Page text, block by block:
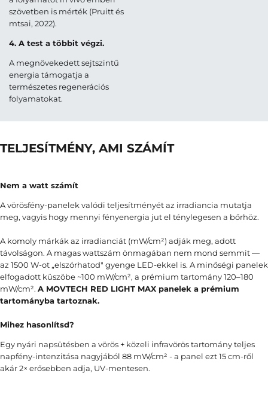
szövetben is mérték (Pruitt és
mtsai, 2022).
4. A test a többit végzi.
A megnövekedett sejtszintű
energia támogatja a
természetes regenerációs
folyamatokat.
TELJESÍTMÉNY, AMI SZÁMÍT
Nem a watt számít
A vörösfény-panelek valódi teljesítményét az irradiancia mutatja
meg, vagyis hogy mennyi fényenergia jut el ténylegesen a bőrhöz.
A komoly márkák az irradianciát (mW/cm²) adják meg, adott
távolságon. A magas wattszám önmagában nem mond semmit —
az 1500 W-ot „elszórhatod" gyenge LED-ekkel is. A minőségi panelek
elfogadott küszöbe ~100 mW/cm², a prémium tartomány 120–180
mW/cm². A MOVTECH RED LIGHT MAX panelek a prémium
tartományba tartoznak.
Mihez hasonlítsd?
Egy nyári napsütésben a vörös + közeli infravörös tartomány teljes
napfény-intenzitása nagyjából 88 mW/cm² - a panel ezt 15 cm-ről
akár 2× erősebben adja, UV-mentesen.